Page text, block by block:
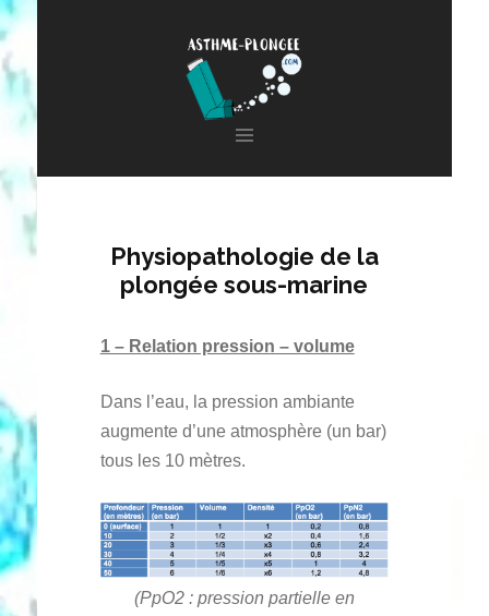
principal
Physiopathologie de la
plongée sous-marine
1 – Relation pression – volume
Dans l’eau, la pression ambiante
augmente d’une atmosphère (un bar)
tous les 10 mètres.
(PpO2 : pression partielle en